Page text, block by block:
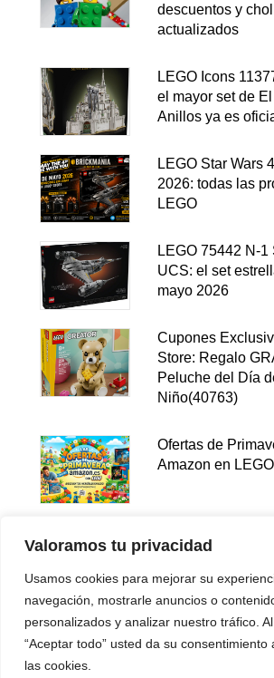
Valoramos tu privacidad
Usamos cookies para mejorar su
navegación, mostrarle anuncios o
personalizados y analizar nuestro tráfico.
“Aceptar todo” usted da su
las cookies.
descuentos y
actualizados
LEGO Icons
el mayor set de
Anillos ya es
LEGO Star Wars
2026: todas las
LEGO
LEGO 75442 N-1
UCS: el set
mayo 2026
Cupones
Store: Regalo
Peluche del Día
Niño(40763)
Ofertas de
Amazon en